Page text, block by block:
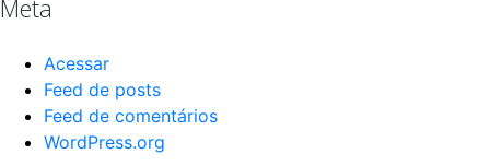
Meta
Acessar
Feed de posts
Feed de comentários
WordPress.org